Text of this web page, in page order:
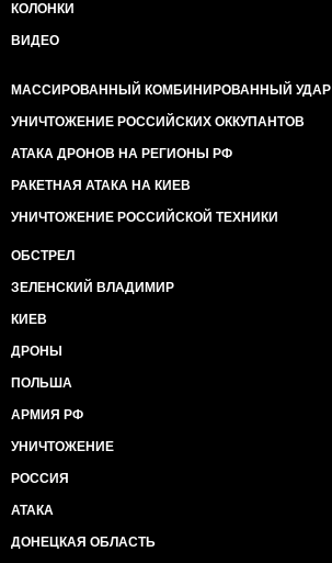
КОЛОНКИ
ВИДЕО
МАССИРОВАННЫЙ КОМБИНИРОВАННЫЙ УДАР
УНИЧТОЖЕНИЕ РОССИЙСКИХ ОККУПАНТОВ
АТАКА ДРОНОВ НА РЕГИОНЫ РФ
РАКЕТНАЯ АТАКА НА КИЕВ
УНИЧТОЖЕНИЕ РОССИЙСКОЙ ТЕХНИКИ
ОБСТРЕЛ
ЗЕЛЕНСКИЙ ВЛАДИМИР
КИЕВ
ДРОНЫ
ПОЛЬША
АРМИЯ РФ
УНИЧТОЖЕНИЕ
РОССИЯ
АТАКА
ДОНЕЦКАЯ ОБЛАСТЬ